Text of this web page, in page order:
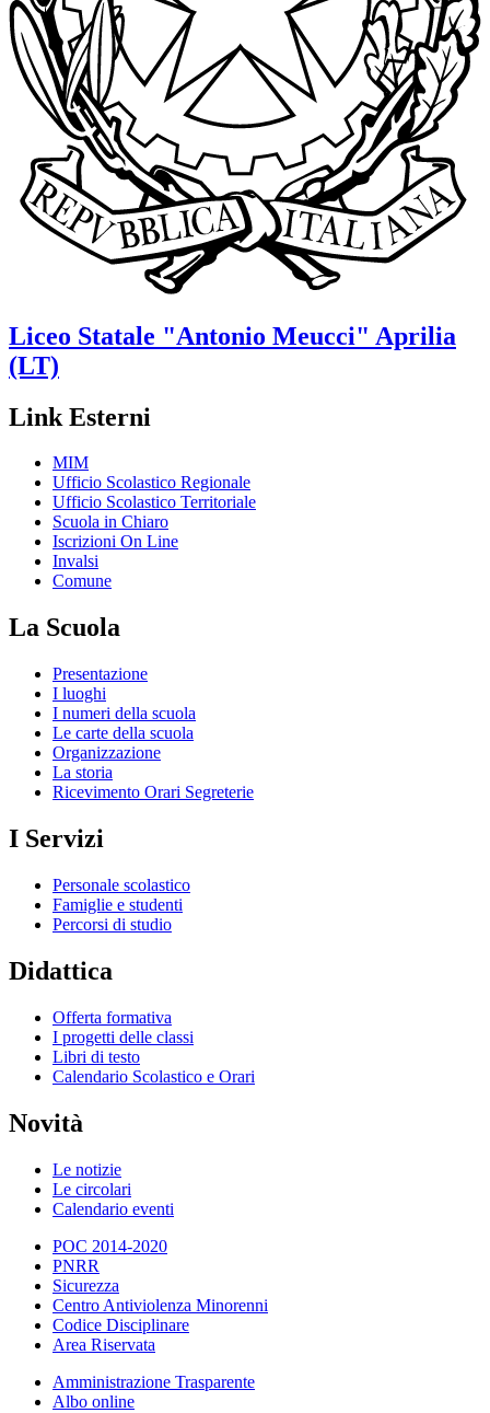
Liceo Statale "Antonio Meucci" Aprilia
(LT)
Link Esterni
MIM
Ufficio Scolastico Regionale
Ufficio Scolastico Territoriale
Scuola in Chiaro
Iscrizioni On Line
Invalsi
Comune
La Scuola
Presentazione
I luoghi
I numeri della scuola
Le carte della scuola
Organizzazione
La storia
Ricevimento Orari Segreterie
I Servizi
Personale scolastico
Famiglie e studenti
Percorsi di studio
Didattica
Offerta formativa
I progetti delle classi
Libri di testo
Calendario Scolastico e Orari
Novità
Le notizie
Le circolari
Calendario eventi
POC 2014-2020
PNRR
Sicurezza
Centro Antiviolenza Minorenni
Codice Disciplinare
Area Riservata
Amministrazione Trasparente
Albo online